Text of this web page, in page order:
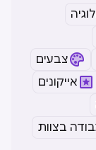
צבעים
אייקונים
בצוות